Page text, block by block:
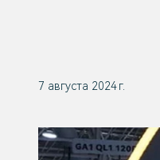
7 августа 2024 г.